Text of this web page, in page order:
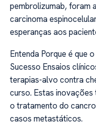
pembrolizumab, foram
carcinoma
esperanças aos
Entenda Porque é que
Sucesso Ensaios
terapias-alvo contra
curso. Estas
o tratamento do
casos metastáticos.